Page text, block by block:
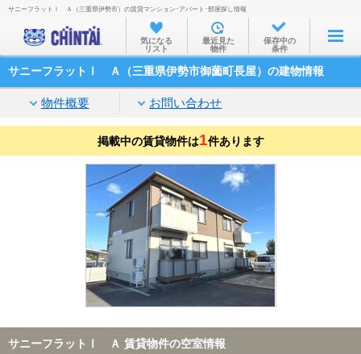
お部屋を探す
沿線・駅から
家賃相場から
通勤通学時間から
物件特集から
不動産会社から
TOP
サニーフラットⅠ Ａ（三重県伊勢市）の賃貸マンション･アパート･部屋探し情報
気になる
リスト
最近見た
物件
保存中の
条件
サニーフラットⅠ Ａ（三重県伊勢市御薗町長屋）の建物情報
物件概要 お問い合わせ
掲載中の賃貸物件は1件あります
サニーフラットⅠ Ａ 賃貸物件の空室情報